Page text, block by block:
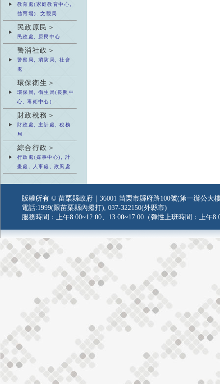
教育處(家庭教育中心,
體育場), 文觀局
民政原民＞
民政處, 原民中心
警消社政＞
警察局, 消防局, 社會
處
環保衛生＞
環保局, 衛生局(長照中
心, 毒衛中心)
財政稅務＞
財政處, 主計處, 稅務
局
綜合行政＞
行政處(媒事中心), 計
畫處, 人事處, 政風處
版權所有 © 苗栗縣政府｜36001 苗栗市縣府路100號(第一辦公大
電話:1999(限苗栗縣內撥打), 037-322150(外縣市)
服務時間：上午8:00~12:00、13:00~17:00（彈性上班時間：上午